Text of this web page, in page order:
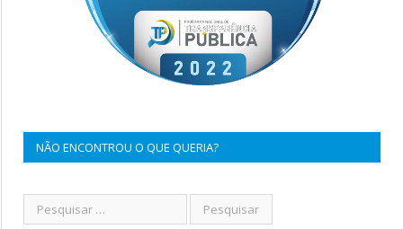
NÃO ENCONTROU O QUE QUERIA?